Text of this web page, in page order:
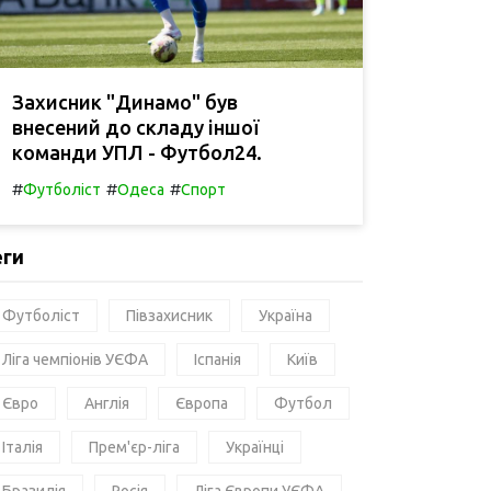
Захисник "Динамо" був
внесений до складу іншої
команди УПЛ - Футбол24.
#Футболіст #Одеса #Спорт
Футболіст Півзахисник Україна
Ліга чемпіонів УЄФА Іспанія Київ
Євро Англія Європа Футбол
Італія Прем'єр-ліга Українці